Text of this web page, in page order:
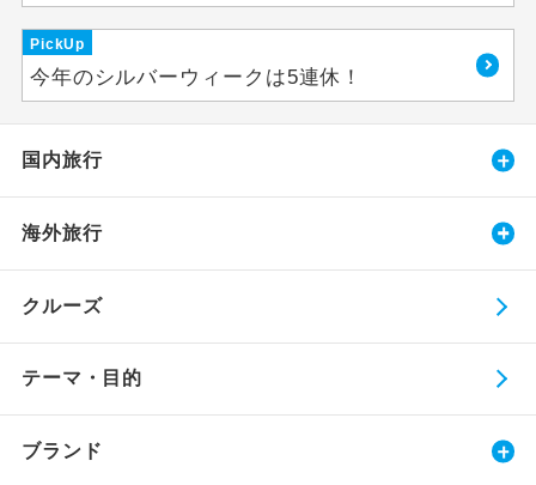
PickUp
今年のシルバーウィークは5連休！
国内旅行
海外旅行
クルーズ
テーマ・目的
ブランド